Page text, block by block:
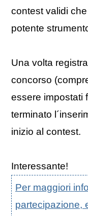
contest validi
potente
Una volta
concorso
essere impostati
terminato
inizio al contest.
Interessante!
Per maggiori
partecipazione,